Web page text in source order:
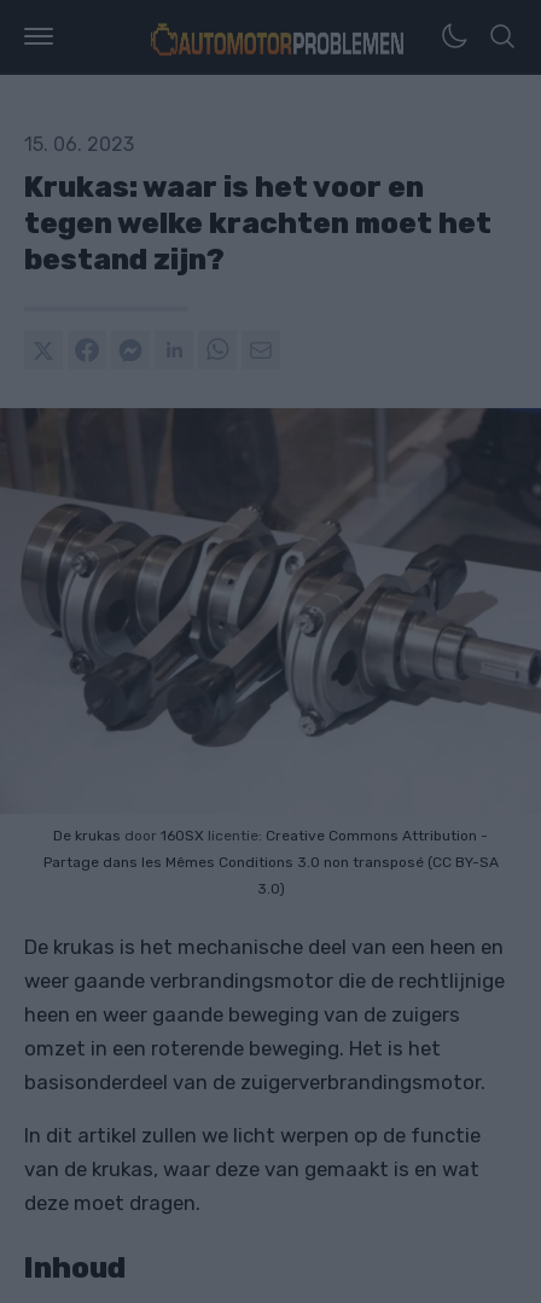
15. 06. 2023
Krukas: waar is het voor en
tegen welke krachten moet het
bestand zijn?
De krukas door 160SX licentie: Creative Commons Attribution -
Partage dans les Mêmes Conditions 3.0 non transposé (CC BY-SA
3.0)
De krukas is het mechanische deel van een heen en
weer gaande verbrandingsmotor die de rechtlijnige
heen en weer gaande beweging van de zuigers
omzet in een roterende beweging. Het is het
basisonderdeel van de zuigerverbrandingsmotor.
In dit artikel zullen we licht werpen op de functie
van de krukas, waar deze van gemaakt is en wat
deze moet dragen.
Inhoud